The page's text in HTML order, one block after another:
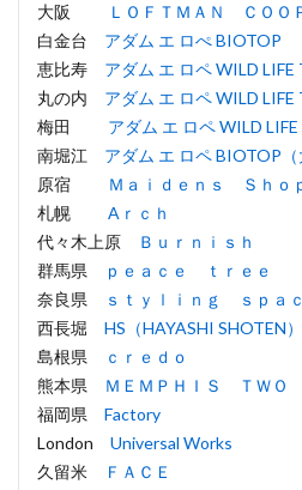
大阪
ＬＯＦＴＭＡＮ ＣＯＯ
白金台 アダム エ ロぺ BIOTOP
恵比寿 アダム エ ロペ WILD LIFE
丸の内 アダム エ ロペ WILD LIFE
梅田 アダム エ ロペ WILD
南堀江 アダム エ ロペ BIOTOP（
原宿
Ｍａｉｄｅｎｓ Ｓｈｏ
札幌 Aｒｃｈ
代々木上原
Ｂｕｒｎｉｓｈ
群馬県
ｐｅａｃｅ ｔｒｅｅ
奈良県
ｓｔｙｌｉｎｇ ｓｐ
西長堀 HS（HAYASHI SHOTEN）
島根県
ｃｒｅｄｏ
熊本県
ＭＥＭＰＨＩＳ ＴＷＯ
福岡県 Factory
London Universal Works
久留米
ＦＡＣＥ